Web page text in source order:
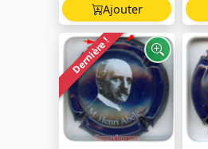
Ajouter
Dernière !